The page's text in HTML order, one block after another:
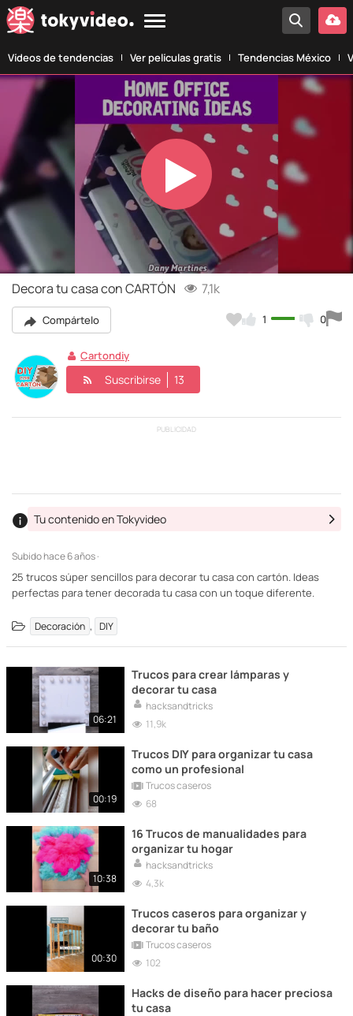
Vídeos de tendencias Ver películas gratis Tendencias México
Play
Video
Decora tu casa con CARTÓN 7,1k
Compártelo 1 0
Cartondiy
Suscribirse 13
PUBLICIDAD
Subidohace 6 años ·
Tu contenido en Tokyvideo
25 trucos súper sencillos para decorar tu casa con cartón. Ideas
perfectas para tener decorada tu casa con un toque diferente.
Decoración , DIY
06:21
Trucos para crear lámparas y
decorar tu casa
hacksandtricks
11,9k
00:19
Trucos DIY para organizar tu casa
como un profesional
Trucos caseros
68
10:38
16 Trucos de manualidades para
organizar tu hogar
hacksandtricks
4,3k
00:30
Trucos caseros para organizar y
decorar tu baño
Trucos caseros
102
Hacks de diseño para hacer preciosa
tu casa